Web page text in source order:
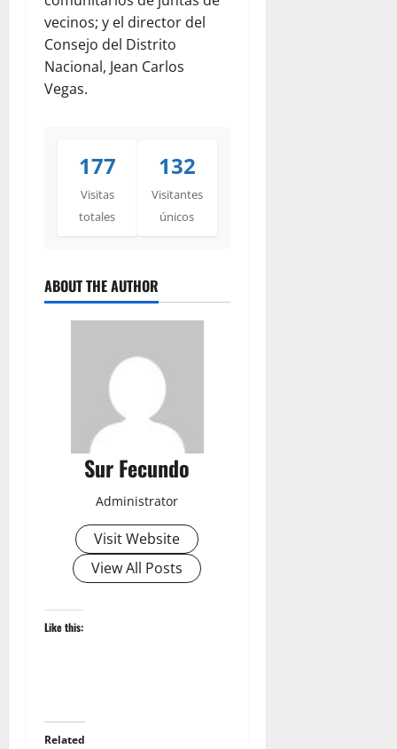
vecinos; y el director del
Consejo del Distrito
Nacional, Jean Carlos
Vegas.
177
Visitas
totales
132
Visitantes
únicos
ABOUT THE AUTHOR
Sur Fecundo
Administrator
Visit Website
View All Posts
Like this:
Related